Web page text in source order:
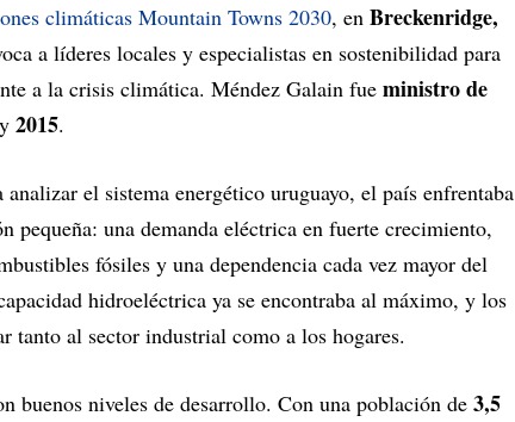
climáticas Mountain Towns 2030, en Breckenridge,
a líderes locales y especialistas en sostenibilidad para
a la crisis climática. Méndez Galain fue ministro de
y 2015.
el sistema energético uruguayo, el país enfrentaba
pequeña: una demanda eléctrica en fuerte crecimiento,
fósiles y una dependencia cada vez mayor del
hidroeléctrica ya se encontraba al máximo, y los
tanto al sector industrial como a los hogares.
buenos niveles de desarrollo. Con una población de 3,5